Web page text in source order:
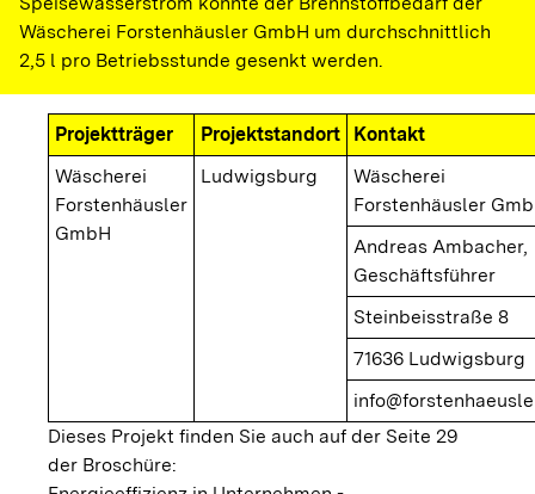
Wäscherei Forstenhäusler GmbH um durchschnittlich
2,5 l pro Betriebsstunde gesenkt werden.
Projektträger Projektstandort
Kontakt
Wäscherei
Forstenhäusler
GmbH
Ludwigsburg
Wäscherei
Forstenhäusler
Andreas Ambacher,
Geschäftsführer
Steinbeisstraße 8
71636 Ludwigsburg
Dieses Projekt finden Sie auch auf der Seite 29
der Broschüre: